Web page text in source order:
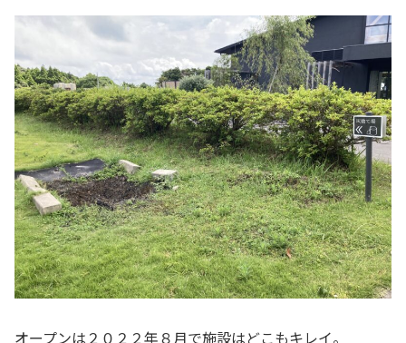
オープンは２０２２年８月で施設はどこもキレイ。